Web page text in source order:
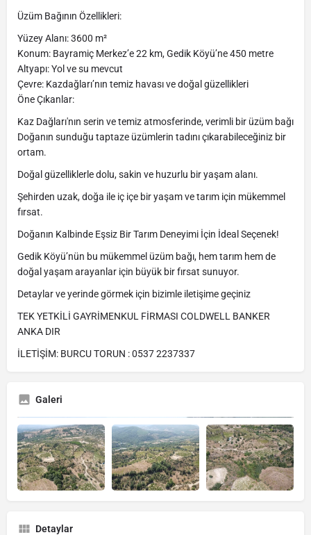
Üzüm Bağının Özellikleri:
Yüzey Alanı: 3600 m²
Konum: Bayramiç Merkez’e 22 km, Gedik Köyü’ne 450 metre
Altyapı: Yol ve su mevcut
Çevre: Kazdağları’nın temiz havası ve doğal güzellikleri
Öne Çıkanlar:
Kaz Dağları'nın serin ve temiz atmosferinde, verimli bir üzüm bağı
Doğanın sunduğu taptaze üzümlerin tadını çıkarabileceğiniz bir
ortam.
Doğal güzelliklerle dolu, sakin ve huzurlu bir yaşam alanı.
Şehirden uzak, doğa ile iç içe bir yaşam ve tarım için mükemmel
fırsat.
Doğanın Kalbinde Eşsiz Bir Tarım Deneyimi İçin İdeal Seçenek!
Gedik Köyü’nün bu mükemmel üzüm bağı, hem tarım hem de
doğal yaşam arayanlar için büyük bir fırsat sunuyor.
Detaylar ve yerinde görmek için bizimle iletişime geçiniz
TEK YETKİLİ GAYRİMENKUL FİRMASI COLDWELL BANKER
ANKA DIR
İLETİŞİM: BURCU TORUN : 0537 2237337
Galeri
Detaylar